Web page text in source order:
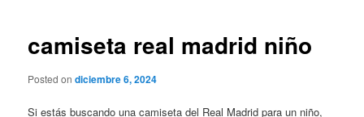
camiseta real madrid niño
Posted ondiciembre 6, 2024
Si estás buscando una camiseta del Real Madrid para un niño,